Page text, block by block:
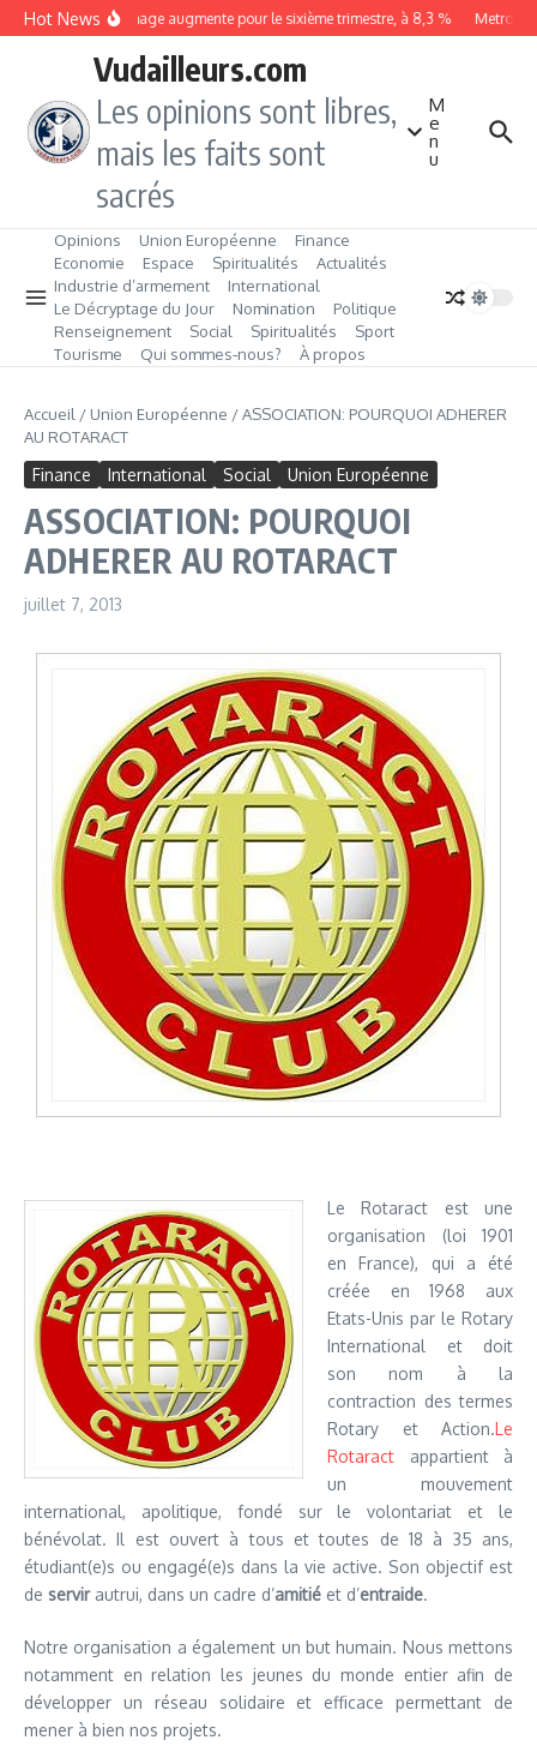
Aller au contenu
Hot NewsLe chômage augmente pour le sixième trimestre, à 8,3 %
Vudailleurs.com
Les opinions sont libres,
mais les faits sont
sacrés
M
e
n
u
Opinions Union Européenne
Finance
Economie
Espace Spiritualités
Actualités
Industrie d’armement
International
Le Décryptage du Jour
Nomination
Politique
Renseignement
Social Spiritualités
Sport
Tourisme
Qui sommes‑nous? À propos
Accueil / Union Européenne /ASSOCIATION: POURQUOI ADHERER
AU ROTARACT
Finance International Social Union Européenne
ASSOCIATION: POURQUOI
ADHERER AU ROTARACT
juillet 7, 2013
Le Rotaract est une
organisation (loi 1901
en France), qui a été
créée en 1968 aux
Etats-Unis par le Rotary
International et doit
son nom à la
contraction des termes
Rotary et Action.Le
Rotaract appartient à
un mouvement
international, apolitique, fondé sur le volontariat et le
bénévolat. Il est ouvert à tous et toutes de 18 à 35 ans,
étudiant(e)s ou engagé(e)s dans la vie active. Son objectif est
de servirautrui, dans un cadre d’amitié et d’entraide.
Notre organisation a également un but humain. Nous mettons
notamment en relation les jeunes du monde entier afin de
développer un réseau solidaire et efficace permettant de
mener à bien nos projets.